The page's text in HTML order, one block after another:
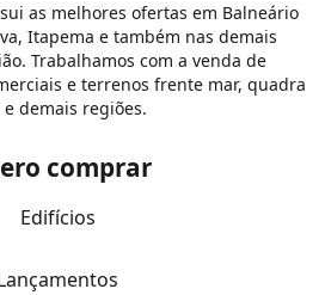
as melhores ofertas em Balneário
Itapema e também nas demais
Trabalhamos com a venda de
e terrenos frente mar, quadra
e demais regiões.
comprar
Edifícios